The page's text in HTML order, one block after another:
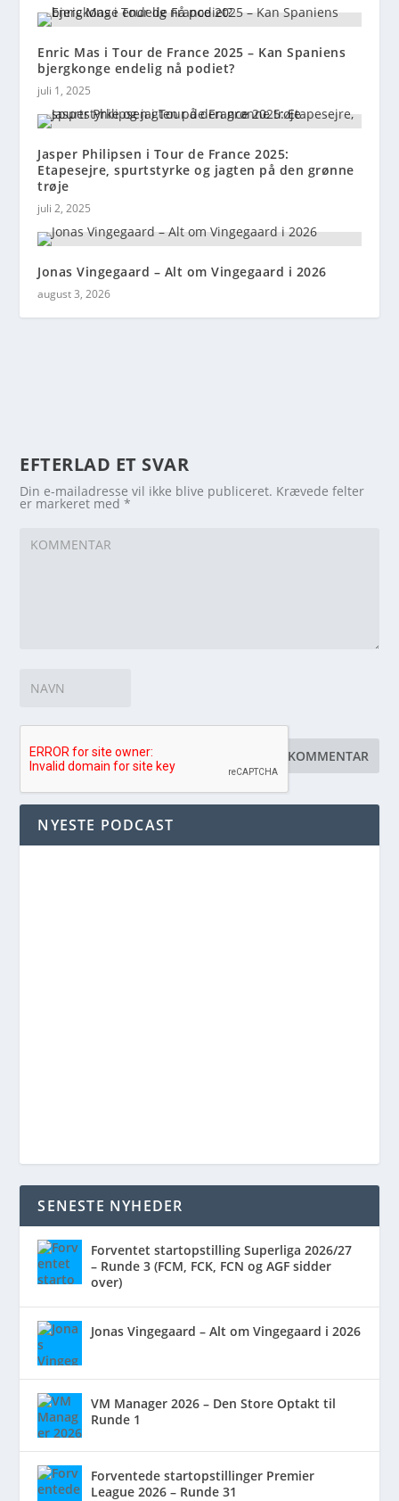
Enric Mas i Tour de France 2025 – Kan Spaniens
bjergkonge endelig nå podiet?
juli 1, 2025
Jasper Philipsen i Tour de France 2025:
Etapesejre, spurtstyrke og jagten på den grønne
trøje
juli 2, 2025
Jonas Vingegaard – Alt om Vingegaard i 2026
august 3, 2026
EFTERLAD ET SVAR
Din e-mailadresse vil ikke blive publiceret. Krævede felter
er markeret med*
NYESTE PODCAST
SENESTE NYHEDER
Forventet startopstilling Superliga 2026/27
– Runde 3 (FCM, FCK, FCN og AGF sidder
over)
Jonas Vingegaard – Alt om Vingegaard i 2026
VM Manager 2026 – Den Store Optakt til
Runde 1
Forventede startopstillinger Premier
League 2026 – Runde 31